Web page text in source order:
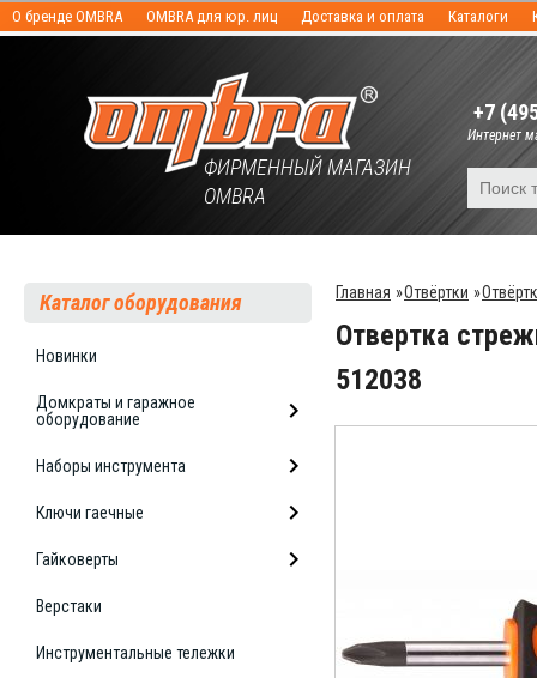
О бренде OMBRA OMBRA для юр. лиц Доставка и оплата Каталоги
ФИРМЕННЫЙ МАГАЗИН
OMBRA
+7
Интернет
Каталог оборудования
Новинки
Домкраты и гаражное
оборудование
Наборы инструмента
Ключи гаечные
Гайковерты
Верстаки
Инструментальные тележки
Главная »Отвёртки »
Отвертка
512038